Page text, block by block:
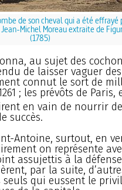
de son cheval qui a été effrayé
Michel Moreau extraite de
(1785)
au sujet des
de laisser vaguer
connut le sort de
; les prévôts de Paris,
en vain de nourrir
succès.
Antoine, surtout, en
on représente
assujettis à la
par la suite,
qui eussent le